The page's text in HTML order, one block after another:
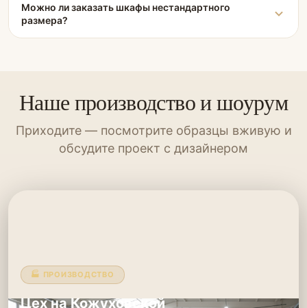
Можно ли заказать шкафы нестандартного
размера?
Наше производство и шоурум
Приходите — посмотрите образцы вживую и
обсудите проект с дизайнером
🏭 ПРОИЗВОДСТВО
Цех на Кожуховской